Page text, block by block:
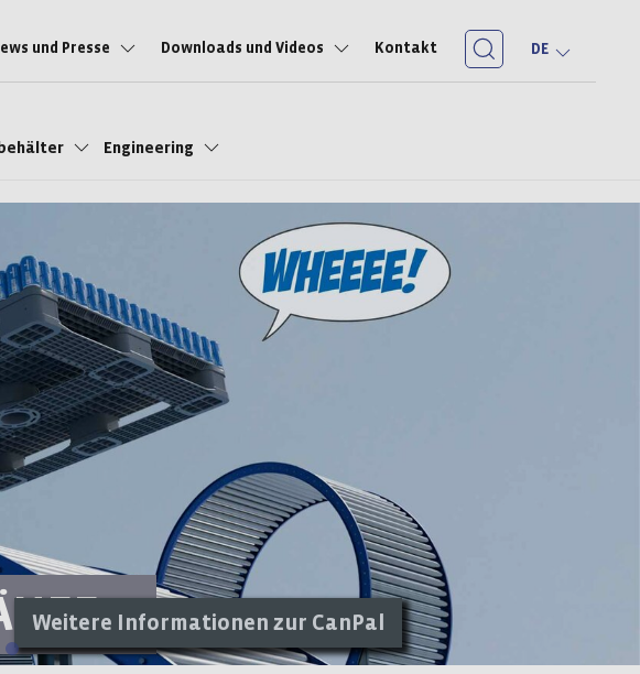
und Presse Downloads und Videos Kontakt DE
Engineering
Weitere Informationen zur CanPal